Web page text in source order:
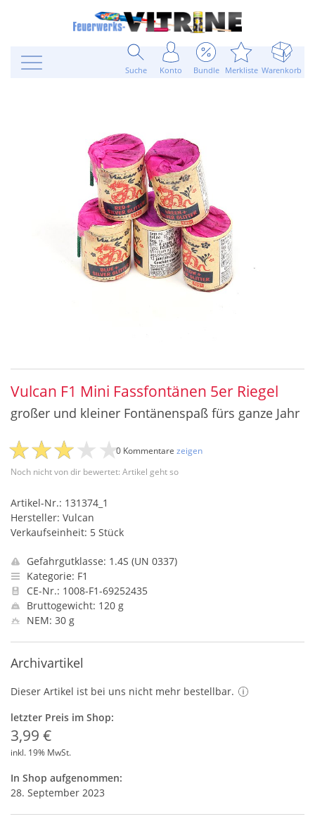
Suche Konto Bundle Merkliste Warenkorb
Vulcan F1 Mini Fassfontänen 5er Riegel
großer und kleiner Fontänenspaß fürs ganze Jahr
Noch nicht von dir bewertet: Artikel geht so
0 Kommentare zeigen
Artikel-Nr.: 131374_1
Hersteller: Vulcan
Verkaufseinheit: 5 Stück
Gefahrgutklasse: 1.4S (UN 0337)
Kategorie: F1
CE-Nr.: 1008-F1-69252435
Bruttogewicht: 120 g
NEM: 30 g
Archivartikel
Dieser Artikel ist bei uns nicht mehr bestellbar.
letzter Preis im Shop:
3,99 €
inkl. 19% MwSt.
In Shop aufgenommen:
28. September 2023